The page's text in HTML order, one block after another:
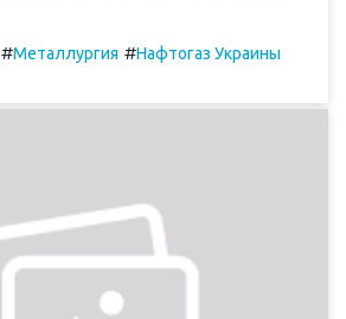
#Металлургия #Нафтогаз Украины